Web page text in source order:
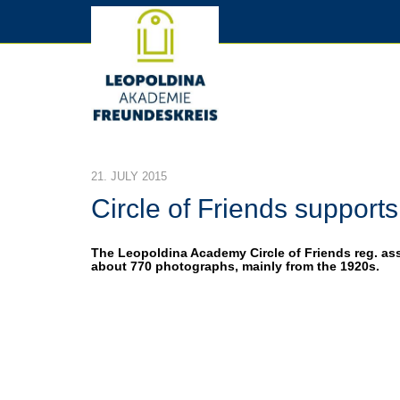
21. JULY 2015
Circle of Friends
The Leopoldina Academy Circle of Friends reg.
about 770 photographs, mainly from the 1920s.